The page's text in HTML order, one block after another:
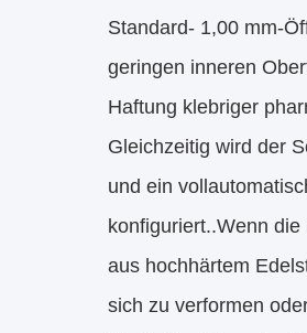
Standard- 1,00 mm-
geringen inneren
Haftung klebriger
Gleichzeitig wird der
und ein
konfiguriert..Wenn
aus hochhärtem
sich zu verformen